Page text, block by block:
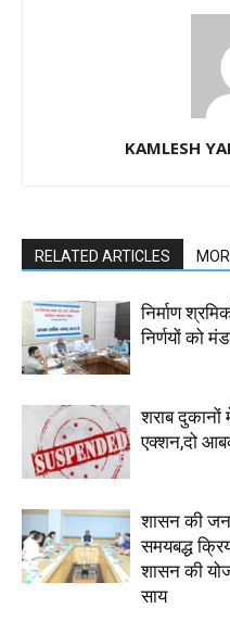
KAMLESH
RELATED ARTICLES
निर्माण
निर्णयों को
शराब दुकानों
एक्शन,दो
शासन की
समयबद्ध
शासन की
साय